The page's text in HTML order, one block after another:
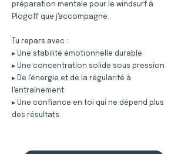
préparation mentale pour le windsurf à
Plogoff que j'accompagne.
Tu repars avec :
▸ Une stabilité émotionnelle durable
▸ Une concentration solide sous pression
▸ De l'énergie et de la régularité à
l'entraînement
▸ Une confiance en toi qui ne dépend plus
des résultats